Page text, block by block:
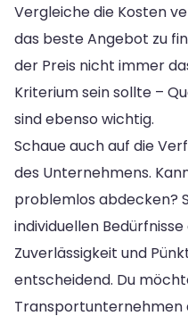
Vergleiche die Kosten
das beste Angebot zu
der Preis nicht immer
Kriterium sein sollte –
sind ebenso wichtig.
Schaue auch auf die
des Unternehmens.
problemlos abdecken?
individuellen
Zuverlässigkeit und
entscheidend. Du